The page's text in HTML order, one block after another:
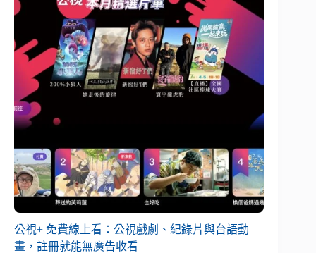
公視+ 免費線上看：公視戲劇、紀錄片與台語動
畫，註冊就能無廣告收看